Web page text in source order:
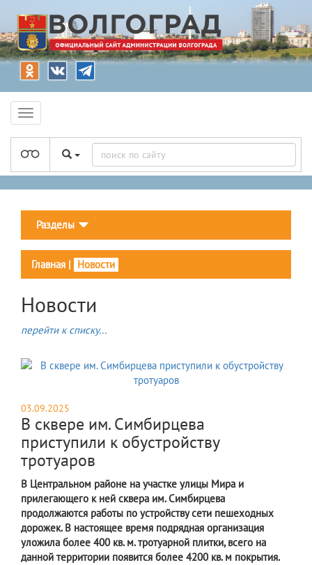
Разделы
Главная | Новости
Новости
перейти к списку...
03.09.2025
В сквере им. Симбирцева
приступили к обустройству
тротуаров
В Центральном районе на участке улицы Мира и
прилегающего к ней сквера им. Симбирцева
продолжаются работы по устройству сети пешеходных
дорожек. В настоящее время подрядная организация
уложила более 400 кв. м. тротуарной плитки, всего на
данной территории появится более 4200 кв. м покрытия.